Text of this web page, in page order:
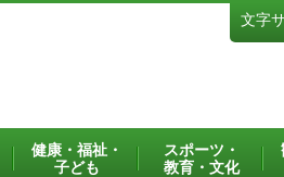
文字
健康・福祉・
子ども
スポーツ・
教育・文化